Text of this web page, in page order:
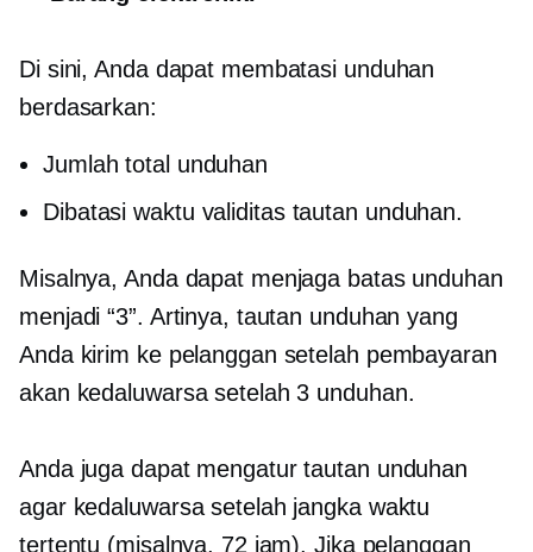
Di sini, Anda dapat membatasi unduhan
berdasarkan:
Jumlah total unduhan
Dibatasi waktu validitas tautan unduhan.
Misalnya, Anda dapat menjaga batas unduhan
menjadi “3”. Artinya, tautan unduhan yang
Anda kirim ke pelanggan setelah pembayaran
akan kedaluwarsa setelah 3 unduhan.
Anda juga dapat mengatur tautan unduhan
agar kedaluwarsa setelah jangka waktu
tertentu (misalnya, 72 jam). Jika pelanggan